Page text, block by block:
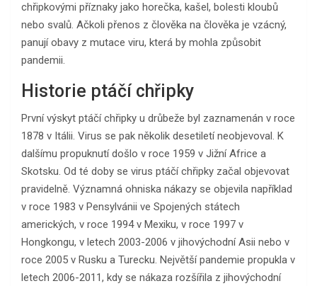
chřipkovými příznaky jako horečka, kašel, bolesti kloubů
nebo svalů. Ačkoli přenos z člověka na člověka je vzácný,
panují obavy z mutace viru, která by mohla způsobit
pandemii.
Historie ptáčí chřipky
První výskyt ptáčí chřipky u drůbeže byl zaznamenán v roce
1878 v Itálii. Virus se pak několik desetiletí neobjevoval. K
dalšímu propuknutí došlo v roce 1959 v Jižní Africe a
Skotsku. Od té doby se virus ptáčí chřipky začal objevovat
pravidelně. Významná ohniska nákazy se objevila například
v roce 1983 v Pensylvánii ve Spojených státech
amerických, v roce 1994 v Mexiku, v roce 1997 v
Hongkongu, v letech 2003-2006 v jihovýchodní Asii nebo v
roce 2005 v Rusku a Turecku. Největší pandemie propukla v
letech 2006-2011, kdy se nákaza rozšířila z jihovýchodní